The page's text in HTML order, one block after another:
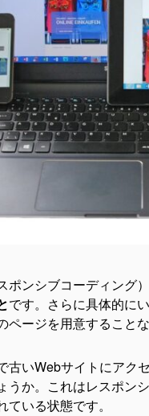
シブコーディング
ング代行会社の選び
対応のオプション扱い
外の対応範囲
め
ソリッドレスポンシブに
費用は業界最安値クラス
理体制
ンシブコーディング）
です。さらに具体的に
ージを用意すること
古いWebサイトにアク
うか。これはレスポン
いる状態です。